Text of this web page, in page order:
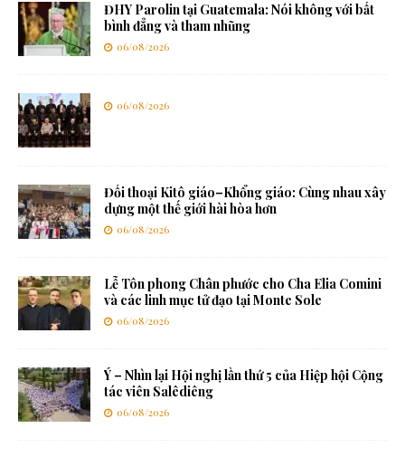
ĐHY Parolin tại Guatemala: Nói không với bất
bình đẳng và tham nhũng
06/08/2026
06/08/2026
Đối thoại Kitô giáo–Khổng giáo: Cùng nhau xây
dựng một thế giới hài hòa hơn
06/08/2026
Lễ Tôn phong Chân phước cho Cha Elia Comini
và các linh mục tử đạo tại Monte Sole
06/08/2026
Ý – Nhìn lại Hội nghị lần thứ 5 của Hiệp hội Cộng
tác viên Salêdiêng
06/08/2026